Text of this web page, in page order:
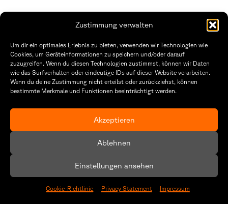
Zustimmung verwalten
Um dir ein optimales Erlebnis zu bieten, verwenden wir Technologien wie
Cookies, um Geräteinformationen zu speichern und/oder darauf
zuzugreifen. Wenn du diesen Technologien zustimmst, können wir Daten
wie das Surfverhalten oder eindeutige IDs auf dieser Website verarbeiten.
Wenn du deine Zustimmung nicht erteilst oder zurückziehst, können
bestimmte Merkmale und Funktionen beeinträchtigt werden.
Akzeptieren
Ablehnen
Einstellungen ansehen
Cookie-Richtlinie Privacy Statement Impressum
THWS | Fakultät Gestaltung Würzburg
Technische Hochschule
Würzburg-Schweinfurt
Sanderheinrichsleitenweg 20
tel: +49 931 35 11 93 02
Öffnungszeiten Dekanat
Montag – Freitag
8:30 – 12:00
8:30 – 15:30
Datenschutzerklärung